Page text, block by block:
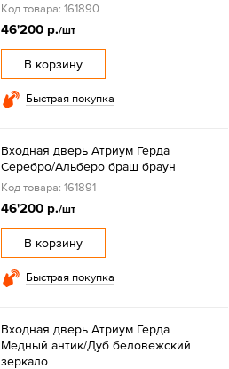
Код товара: 161890
46'200 р./шт
В корзину
Быстрая покупка
Входная дверь Атриум Герда
Серебро/Альберо браш браун
Код товара: 161891
46'200 р./шт
В корзину
Быстрая покупка
Входная дверь Атриум Герда
Медный антик/Дуб беловежский
зеркало